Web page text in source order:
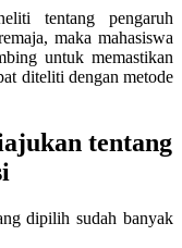
tentang pengaruh
maka mahasiswa
untuk memastikan
diteliti dengan metode
tentang
dipilih sudah banyak